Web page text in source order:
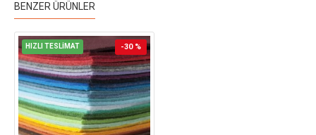
BENZER ÜRÜNLER
HIZLI TESLİMAT -30 %